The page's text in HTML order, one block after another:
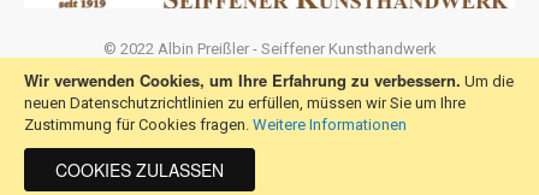
Wir verwenden Cookies, um Ihre Erfahrung zu verbessern. Um die
neuen Datenschutzrichtlinien zu erfüllen, müssen wir Sie um Ihre
Zustimmung für Cookies fragen. Weitere Informationen
COOKIES ZULASSEN
Cookie Policy Wir verwenden Cookies, um Ihre Erfahrung zu
verbessern. Um die neuen Datenschutzrichtlinien zu erfüllen, müssen
wir Sie um Ihre Zustimmung für Cookies fragen.
Mehr Informationen
© 2022 Albin Preißler - Seiffener Kunsthandwerk
Service
Information